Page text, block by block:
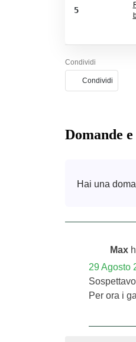
5
Condividi
Condividi
Domande
Hai una
Max
29 Agosto
Per ora i